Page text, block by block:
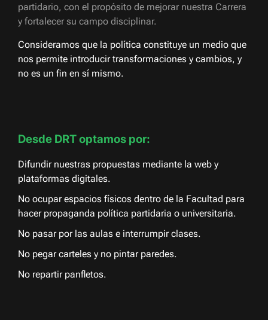
partidario, con el propósito de mejorar nuestra Carrera
y fortalecer su campo disciplinar.
Consideramos que la política constituye un medio que
nos permite introducir transformaciones y cambios, y
no es un fin en sí mismo.
Desde DRT optamos por:
Difundir nuestras propuestas mediante la web y
plataformas digitales.
No ocupar espacios físicos dentro de la Facultad para
hacer propaganda política partidaria o universitaria.
No pasar por las aulas e interrumpir clases.
No pegar carteles y no pintar paredes.
No repartir panfletos.